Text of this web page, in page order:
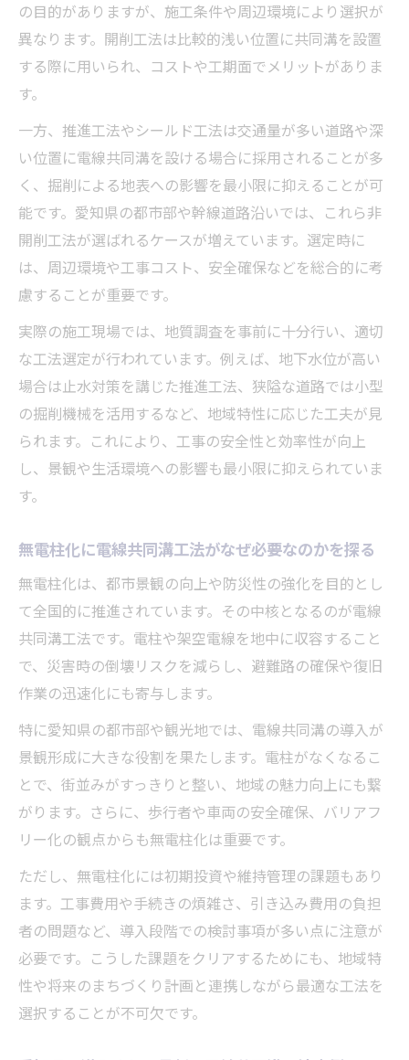
の目的がありますが、施工条件や周辺環境により選択が
異なります。開削工法は比較的浅い位置に共同溝を設置
する際に用いられ、コストや工期面でメリットがありま
す。
一方、推進工法やシールド工法は交通量が多い道路や深
い位置に電線共同溝を設ける場合に採用されることが多
く、掘削による地表への影響を最小限に抑えることが可
能です。愛知県の都市部や幹線道路沿いでは、これら非
開削工法が選ばれるケースが増えています。選定時に
は、周辺環境や工事コスト、安全確保などを総合的に考
慮することが重要です。
実際の施工現場では、地質調査を事前に十分行い、適切
な工法選定が行われています。例えば、地下水位が高い
場合は止水対策を講じた推進工法、狭隘な道路では小型
の掘削機械を活用するなど、地域特性に応じた工夫が見
られます。これにより、工事の安全性と効率性が向上
し、景観や生活環境への影響も最小限に抑えられていま
す。
無電柱化に電線共同溝工法がなぜ必要なのかを探る
無電柱化は、都市景観の向上や防災性の強化を目的とし
て全国的に推進されています。その中核となるのが電線
共同溝工法です。電柱や架空電線を地中に収容すること
で、災害時の倒壊リスクを減らし、避難路の確保や復旧
作業の迅速化にも寄与します。
特に愛知県の都市部や観光地では、電線共同溝の導入が
景観形成に大きな役割を果たします。電柱がなくなるこ
とで、街並みがすっきりと整い、地域の魅力向上にも繋
がります。さらに、歩行者や車両の安全確保、バリアフ
リー化の観点からも無電柱化は重要です。
ただし、無電柱化には初期投資や維持管理の課題もあり
ます。工事費用や手続きの煩雑さ、引き込み費用の負担
者の問題など、導入段階での検討事項が多い点に注意が
必要です。こうした課題をクリアするためにも、地域特
性や将来のまちづくり計画と連携しながら最適な工法を
選択することが不可欠です。